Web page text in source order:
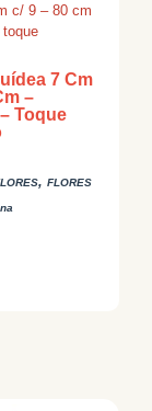
c/ 9 – 80 cm
7 Cm
–
Toque
,FLORES